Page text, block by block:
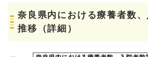
奈良県内における療養者数
推移（詳細）